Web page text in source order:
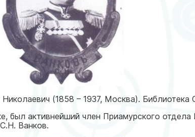
(1858 – 1937, Москва). Библиотека
был активнейший член Приамурского отдела
Ванков.